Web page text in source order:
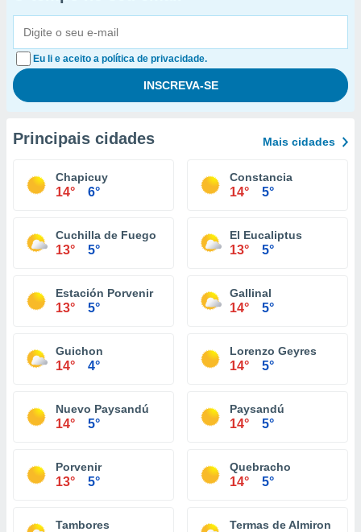
Eu li e aceito a política de privacidade.
Principais cidades Mais cidades
Chapicuy
14° 6°
Constancia
14° 5°
Cuchilla de Fuego
13° 5°
El Eucaliptus
13° 5°
Estación Porvenir
13° 5°
Gallinal
14° 5°
Guichon
14° 4°
Lorenzo Geyres
14° 5°
Nuevo Paysandú
14° 5°
Paysandú
14° 5°
Porvenir
13° 5°
Quebracho
14° 5°
Tambores Termas de Almiron